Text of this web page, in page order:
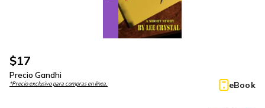
$17
Precio Gandhi
*Precio exclusivo para compras en línea. eBook